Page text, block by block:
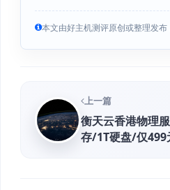
本文由好主机测评原创或整理发
上一篇
衡天云香港物理
存/1T硬盘/仅499